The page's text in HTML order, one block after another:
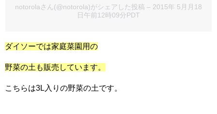
notorolaさん(@notorola)がシェアした投稿 – 2015年 5月月18
日午前12時09分PDT
ダイソーでは家庭菜園用の
野菜の土も販売しています。
こちらは3L入りの野菜の土です。